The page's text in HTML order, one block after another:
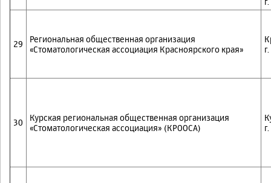
29
Региональная общественная организация
«Стоматологическая ассоциация Красноярского края»
30
Курская региональная общественная организация
«Стоматологическая ассоциация» (КРООСА)